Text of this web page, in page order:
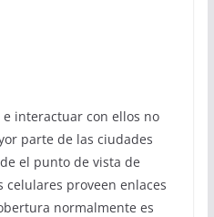
interactuar con ellos no
parte de las ciudades
el punto de vista de
proveen enlaces
normalmente es